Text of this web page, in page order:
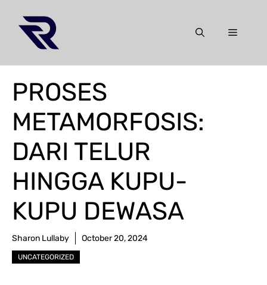
content
Menu
PROSES
METAMORFOSIS:
DARI TELUR
HINGGA KUPU-
KUPU DEWASA
Sharon Lullaby October 20, 2024
UNCATEGORIZED